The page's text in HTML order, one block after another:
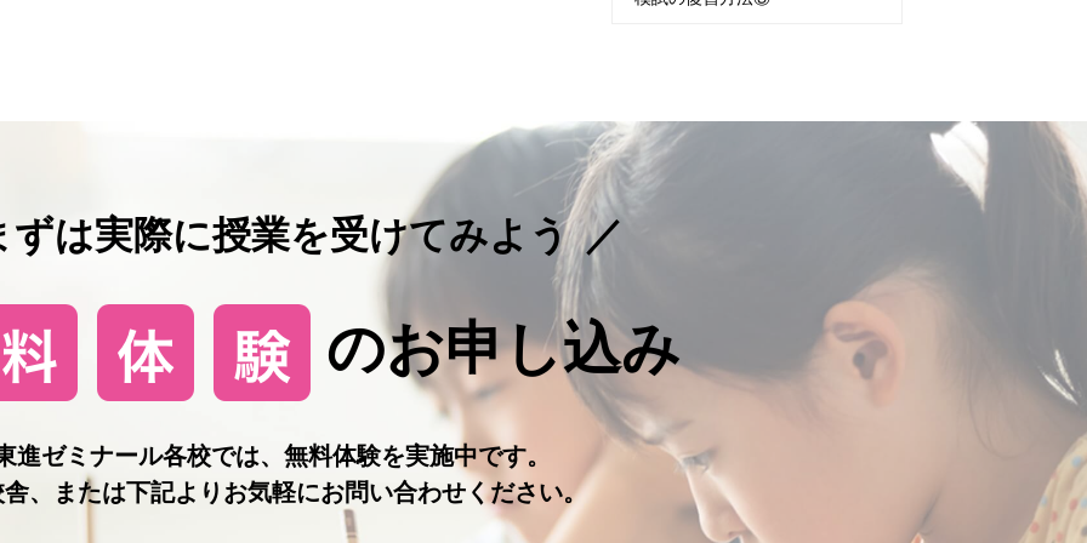
ずは実際に授業を受けてみよう
のお申し込み
進ゼミナール各校では、無料体験を実施中です。
、または下記よりお気軽にお問い合わせください。